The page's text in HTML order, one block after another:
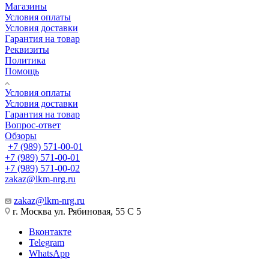
Магазины
Условия оплаты
Условия доставки
Гарантия на товар
Реквизиты
Политика
Помощь
Условия оплаты
Условия доставки
Гарантия на товар
Вопрос-ответ
Обзоры
+7 (989) 571-00-01
+7 (989) 571-00-01
+7 (989) 571-00-02
zakaz@lkm-nrg.ru
zakaz@lkm-nrg.ru
г. Москва ул. Рябиновая, 55 С 5
Вконтакте
Telegram
WhatsApp